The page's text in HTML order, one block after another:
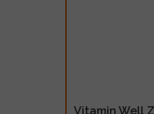
Vitamin Well